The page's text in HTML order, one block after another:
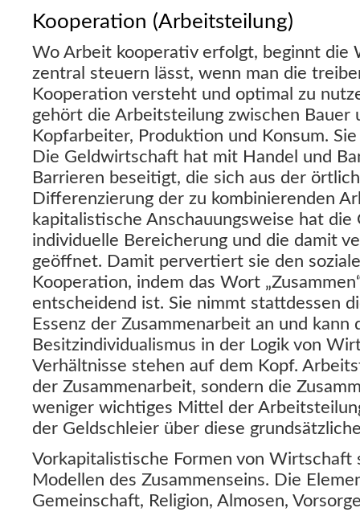
Kooperation (Arbeitsteilung)
Wo Arbeit kooperativ erfolgt, beginnt die
zentral steuern lässt, wenn man die
Kooperation versteht und optimal zu
gehört die Arbeitsteilung zwischen Bauer
Kopfarbeiter, Produktion und Konsum.
Die Geldwirtschaft hat mit Handel und
Barrieren beseitigt, die sich aus der
Differenzierung der zu kombinierenden
kapitalistische Anschauungsweise hat
individuelle Bereicherung und die damit
geöffnet. Damit pervertiert sie den
Kooperation, indem das Wort
entscheidend ist. Sie nimmt stattdessen
Essenz der Zusammenarbeit an und kann
Besitzindividualismus in der Logik von
Verhältnisse stehen auf dem Kopf.
der Zusammenarbeit, sondern die
weniger wichtiges Mittel der
der Geldschleier über diese
Vorkapitalistische Formen von Wirtschaft
Modellen des Zusammenseins. Die
Gemeinschaft, Religion, Almosen,